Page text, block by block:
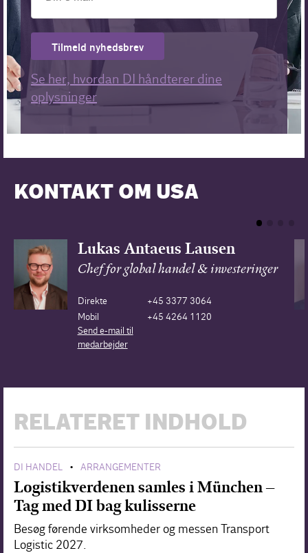
Tilmeld nyhedsbrev
Se her, hvordan DI håndterer dine
oplysninger
KONTAKT OM USA
Lukas Antaeus Lausen
Chef for global handel & investeringer
Direkte
+45 3377 3064
Mobil
+45 4264 1120
Send e-mail til
medarbejder
RELATERET INDHOLD
DI HANDEL • ARRANGEMENTER
Logistikverdenen samles i München –
Tag med DI bag kulisserne
Besøg førende virksomheder og messen Transport
Logistic 2027.